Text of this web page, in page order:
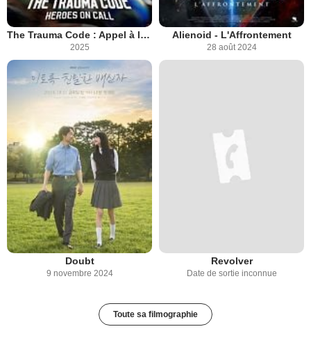
The Trauma Code : Appel à l’Héroïsme
2025
Alienoid - L'Affrontement
28 août 2024
Doubt
9 novembre 2024
Revolver
Date de sortie inconnue
Toute sa filmographie